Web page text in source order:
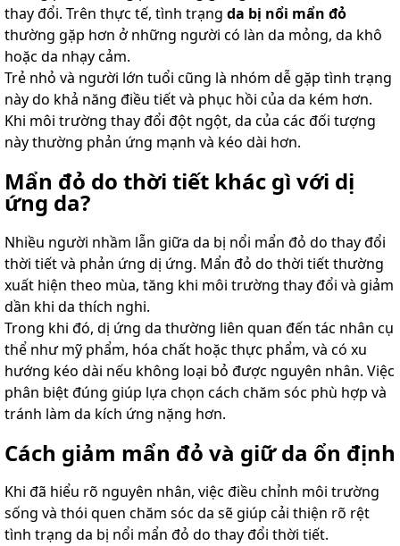
thay đổi. Trên thực tế, tình trạng da bị nổi mẩn đỏ
thường gặp hơn ở những người có làn da mỏng, da khô
hoặc da nhạy cảm.
Trẻ nhỏ và người lớn tuổi cũng là nhóm dễ gặp tình trạng
này do khả năng điều tiết và phục hồi của da kém hơn.
Khi môi trường thay đổi đột ngột, da của các đối tượng
này thường phản ứng mạnh và kéo dài hơn.
Mẩn đỏ do thời tiết khác gì với dị
ứng da?
Nhiều người nhầm lẫn giữa da bị nổi mẩn đỏ do thay đổi
thời tiết và phản ứng dị ứng. Mẩn đỏ do thời tiết thường
xuất hiện theo mùa, tăng khi môi trường thay đổi và giảm
dần khi da thích nghi.
Trong khi đó, dị ứng da thường liên quan đến tác nhân cụ
thể như mỹ phẩm, hóa chất hoặc thực phẩm, và có xu
hướng kéo dài nếu không loại bỏ được nguyên nhân. Việc
phân biệt đúng giúp lựa chọn cách chăm sóc phù hợp và
tránh làm da kích ứng nặng hơn.
Cách giảm mẩn đỏ và giữ da ổn định
Khi đã hiểu rõ nguyên nhân, việc điều chỉnh môi trường
sống và thói quen chăm sóc da sẽ giúp cải thiện rõ rệt
tình trạng da bị nổi mẩn đỏ do thay đổi thời tiết.